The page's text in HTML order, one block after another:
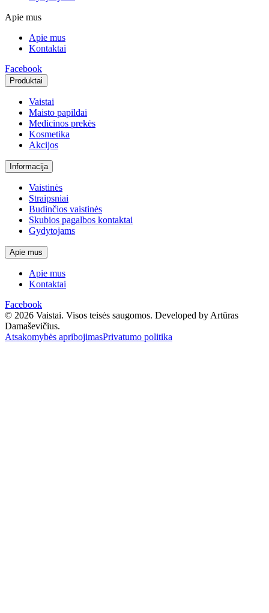
Apie mus
Apie mus
Kontaktai
Facebook
Produktai
Vaistai
Maisto papildai
Medicinos prekės
Kosmetika
Akcijos
Informacija
Vaistinės
Straipsniai
Budinčios vaistinės
Skubios pagalbos kontaktai
Gydytojams
Apie mus
Apie mus
Kontaktai
Facebook
© 2026 Vaistai. Visos teisės saugomos. Developed by Artūras
Damaševičius.
Atsakomybės apribojimasPrivatumo politika